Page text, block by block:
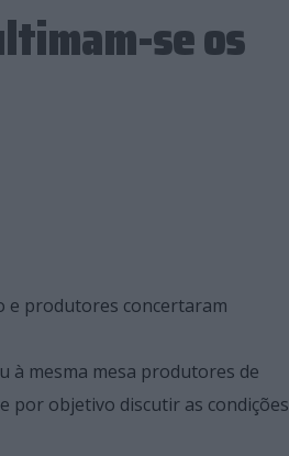
se os
e produtores concertaram
à mesma mesa produtores de
por objetivo discutir as condições